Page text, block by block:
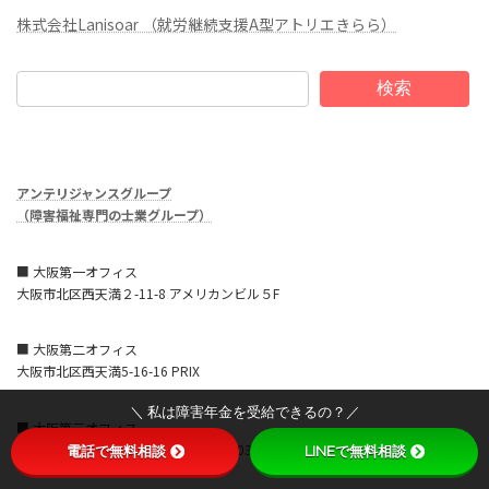
株式会社Lanisoar （就労継続支援A型アトリエきらら）
検索
アンテリジャンスグループ
（障害福祉専門の士業グループ）
■ 大阪第一オフィス
大阪市北区西天満２-11-8 アメリカンビル５F
■ 大阪第二オフィス
大阪市北区西天満5-16-16 PRIX
■ 大阪第三オフィス
大阪市北区西天満4-7-1 北ビル1号館503
＼ 私は障害年金を受給できるの？／
電話で無料相談 LINEで無料相談